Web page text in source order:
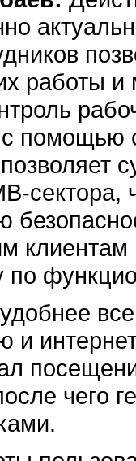
работы и
помощью
сектора,
и
чего